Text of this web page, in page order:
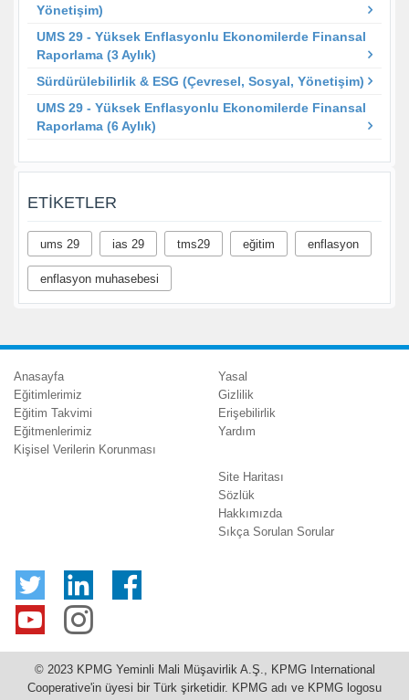
Yönetişim)
UMS 29 - Yüksek Enflasyonlu Ekonomilerde Finansal
Raporlama (3 Aylık)
Sürdürülebilirlik & ESG (Çevresel, Sosyal, Yönetişim)
UMS 29 - Yüksek Enflasyonlu Ekonomilerde Finansal
Raporlama (6 Aylık)
ETIKETLER
ums 29 ias 29 tms29 eğitim enflasyon
enflasyon muhasebesi
Anasayfa
Eğitimlerimiz
Eğitim Takvimi
Eğitmenlerimiz
Kişisel Verilerin Korunması
Yasal
Gizlilik
Erişebilirlik
Yardım
Site Haritası
Sözlük
Hakkımızda
Sıkça Sorulan Sorular
© 2023 KPMG Yeminli Mali Müşavirlik A.Ş., KPMG International
Cooperative'in üyesi bir Türk şirketidir. KPMG adı ve KPMG logosu